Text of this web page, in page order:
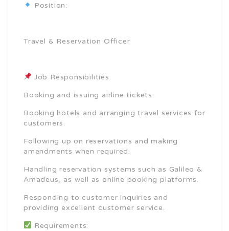
Position:
Travel & Reservation Officer
Job Responsibilities:
Booking and issuing airline tickets.
Booking hotels and arranging travel services for
customers.
Following up on reservations and making
amendments when required.
Handling reservation systems such as Galileo &
Amadeus, as well as online booking platforms.
Responding to customer inquiries and
providing excellent customer service.
Requirements: